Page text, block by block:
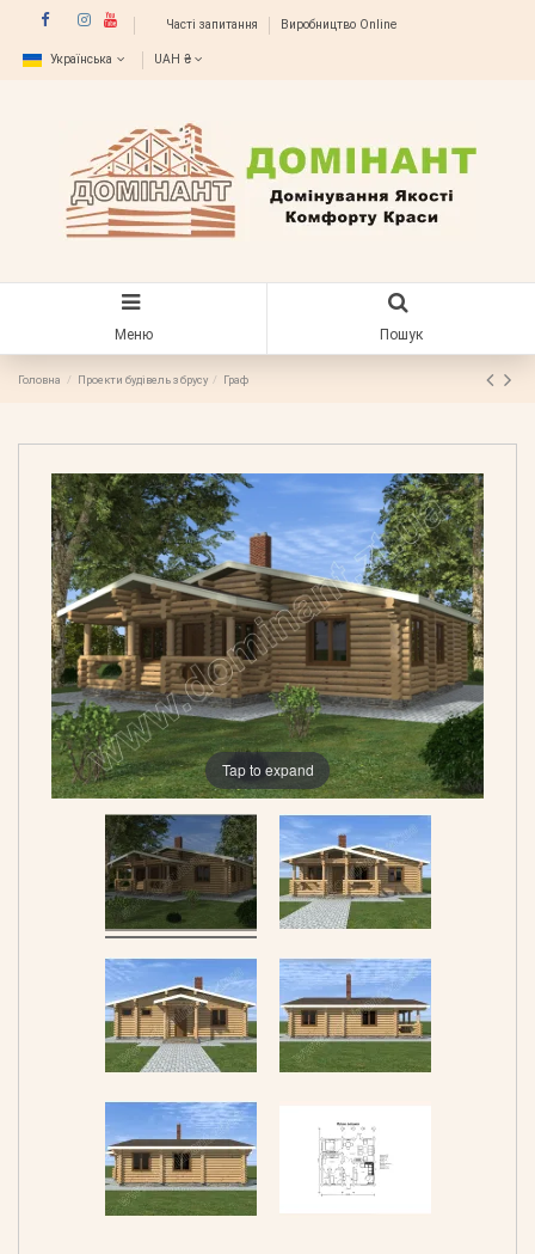
Часті запитання Виробництво Online
Українська UAH ₴
Меню Пошук
Головна Проекти будівель з брусу Граф
Tap to expand